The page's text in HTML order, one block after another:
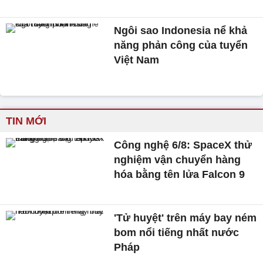
Ngôi sao Indonesia nể khả
năng phản công của tuyển
Việt Nam
TIN MỚI
Công nghệ 6/8: SpaceX thử
nghiệm vận chuyển hàng
hóa bằng tên lửa Falcon 9
'Tử huyệt' trên máy bay ném
bom nổi tiếng nhất nước
Pháp